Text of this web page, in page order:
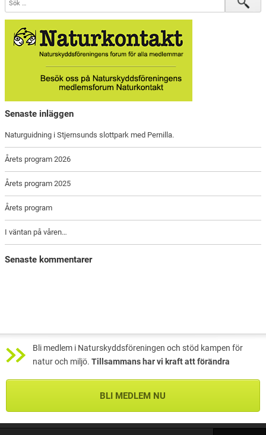
Senaste inläggen
Naturguidning i Stjernsunds slottpark med Pernilla.
Årets program 2026
Årets program 2025
Årets program
I väntan på våren…
Senaste kommentarer
Bli medlem i Naturskyddsföreningen och stöd kampen för
natur och miljö. Tillsammans har vi kraft att förändra
BLI MEDLEM NU